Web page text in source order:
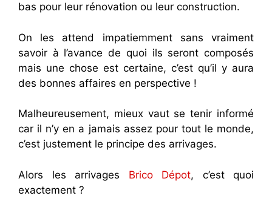
bas pour leur rénovation ou leur construction.
On les attend impatiemment sans vraiment
savoir à l’avance de quoi ils seront composés
mais une chose est certaine, c’est qu’il y aura
des bonnes affaires en perspective !
Malheureusement, mieux vaut se tenir informé
car il n’y en a jamais assez pour tout le monde,
c’est justement le principe des arrivages.
Alors les arrivages Brico Dépot, c’est quoi
exactement ?